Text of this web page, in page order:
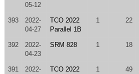
05-12
393
2022-
04-27
TCO 2022
Parallel 1B
1 22
392
2022-
04-23
SRM 828 1 18
391
2022-
TCO 2022
1 49